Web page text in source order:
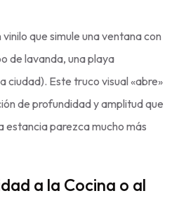
vinilo que simule una ventana con
de lavanda, una playa
ciudad). Este truco visual «abre»
de profundidad y amplitud que
estancia parezca mucho más
a la Cocina o al